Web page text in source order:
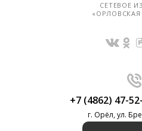
СЕТЕВОЕ
«ОРЛОВСКАЯ
+7 (4862) 47-
г. Орёл, ул.